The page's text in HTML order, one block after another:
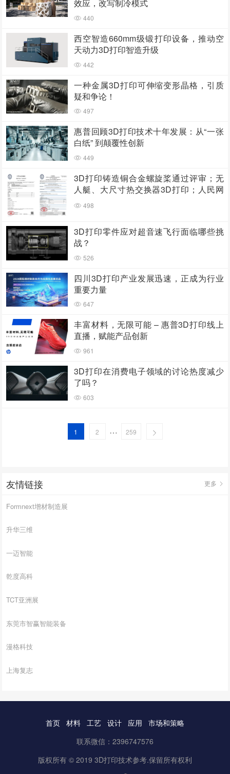
效应，改写制冷模式
440
西空智造660mm级锻打印设备，推动空
天动力3D打印智造升级
442
一种金属3D打印可伸缩变形晶格，引质
疑和争论！
497
惠普回顾3D打印技术十年发展：从“一张
白纸” 到颠覆性创新
449
3D打印铸造铜合金螺旋桨通过评审；无
人艇、大尺寸热交换器3D打印；人民网
报道两家3D打印企业
498
3D打印零件应对超音速飞行面临哪些挑
战？
526
四川3D打印产业发展迅速，正成为行业
重要力量
647
丰富材料，无限可能 – 惠普3D打印线上
直播，赋能产品创新
961
3D打印在消费电子领域的讨论热度减少
了吗？
603
1 2 … 259
友情链接 更多
Formnext增材制造展
升华三维
一迈智能
乾度高科
TCT亚洲展
东莞市智赢智能装备
漫格科技
上海复志
首页 材料 工艺 设计 应用
市场和策略
联系微信：2396747576
版权所有 © 2019 3D打印技术参考.保留所有权利